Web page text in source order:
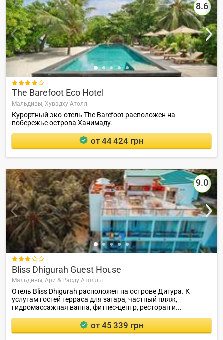
8.6

The Barefoot Eco Hotel
Мальдивы, Хувадху Атолл
Курортный эко-отель The Barefoot расположен на
побережье острова Ханимаду.
от 44 424 грн
9.0

Bliss Dhigurah Guest House
Мальдивы, Ари & Расду Атоллы
Отель Bliss Dhigurah расположен на острове Дигура. К
услугам гостей терраса для загара, частный пляж,
гидромассажная ванна , фитнес-центр, ресторан и...
от 45 339 грн